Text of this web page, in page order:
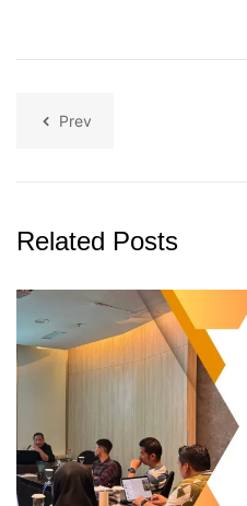
Prev
Related Posts